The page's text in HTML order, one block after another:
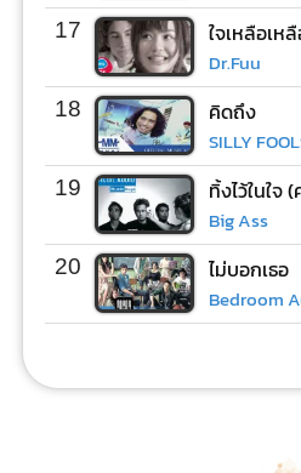
17 ใจเหลือเห
Dr.Fuu
18 คิดถึง
SILLY
19 ทิ้งไว้ในใจ
Big Ass
20 ไม่บอกเธอ
Bedroom